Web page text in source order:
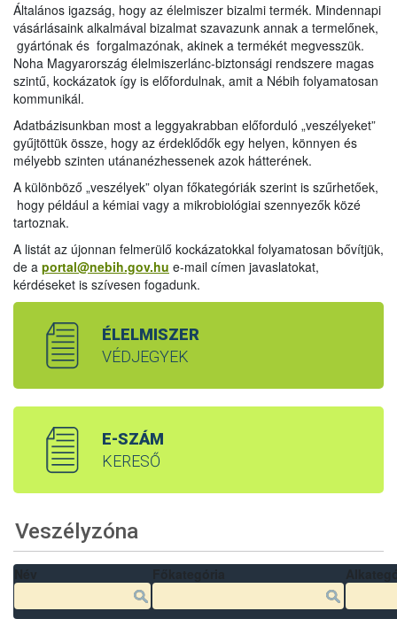
Általános igazság, hogy az élelmiszer bizalmi termék. Mindennapi
vásárlásaink alkalmával bizalmat szavazunk annak a termelőnek,
gyártónak és forgalmazónak, akinek a termékét megvesszük.
Noha Magyarország élelmiszerlánc-biztonsági rendszere magas
szintű, kockázatok így is előfordulnak, amit a Nébih folyamatosan
kommunikál.
Adatbázisunkban most a leggyakrabban előforduló „veszélyeket”
gyűjtöttük össze, hogy az érdeklődők egy helyen, könnyen és
mélyebb szinten utánanézhessenek azok hátterének.
A különböző „veszélyek” olyan főkategóriák szerint is szűrhetőek,
hogy például a kémiai vagy a mikrobiológiai szennyezők közé
tartoznak.
A listát az újonnan felmerülő kockázatokkal folyamatosan bővítjük,
de a portal@nebih.gov.hu e-mail címen javaslatokat,
kérdéseket is szívesen fogadunk.
ÉLELMISZER
VÉDJEGYEK
E-SZÁM
KERESŐ
Veszélyzóna